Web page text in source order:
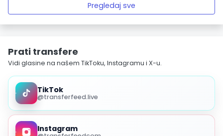
Pregledaj sve
Prati transfere
Vidi glasine na našem TikToku, Instagramu i X-u.
TikTok
@transferfeed.live
Instagram